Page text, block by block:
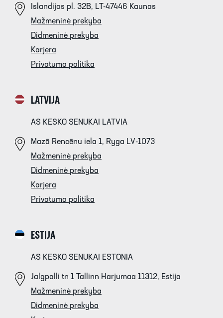
Islandijos pl. 32B, LT-47446 Kaunas
Mažmeninė prekyba
Didmeninė prekyba
Karjera
Privatumo politika
LATVIJA
AS KESKO SENUKAI LATVIA
Mazā Rencēnu iela 1, Ryga LV-1073
Mažmeninė prekyba
Didmeninė prekyba
Karjera
Privatumo politika
ESTIJA
AS KESKO SENUKAI ESTONIA
Jalgpalli tn 1 Tallinn Harjumaa 11312, Estija
Mažmeninė prekyba
Didmeninė prekyba